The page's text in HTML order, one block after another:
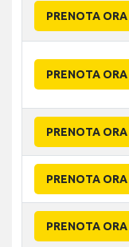
PRENOTA ORA
PRENOTA ORA
PRENOTA ORA
PRENOTA ORA
PRENOTA ORA